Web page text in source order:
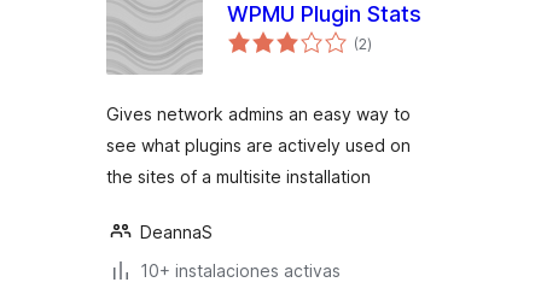
WPMU Plugin Stats
(2valoraciones
en
)
Gives network admins an easy way to
see what plugins are actively used on
the sites of a multisite installation
DeannaS
10+ instalaciones activas